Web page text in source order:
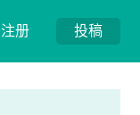
投稿
注册